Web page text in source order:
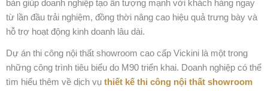
bản giúp doanh nghiệp tạo ấn tượng mạnh với khách hàng ngay
từ lần đầu trải nghiệm, đồng thời nâng cao hiệu quả trưng bày và
hỗ trợ hoạt động kinh doanh lâu dài.
Dự án thi công nội thất showroom cao cấp Vickini là một trong
những công trình tiêu biểu do M90 triển khai. Doanh nghiệp có thể
tìm hiểu thêm về dịch vụ thiết kế thi công nội thất showroom